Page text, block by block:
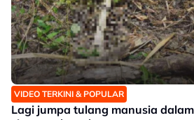
VIDEO TERKINI & POPULAR
Lagi jumpa tulang manusia